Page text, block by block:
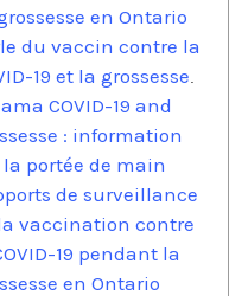
en Ontario
du vaccin contre la
19 et la grossesse
COVID-19 and
: information
portée de main
de surveillance
vaccination contre
19 pendant la
en Ontario